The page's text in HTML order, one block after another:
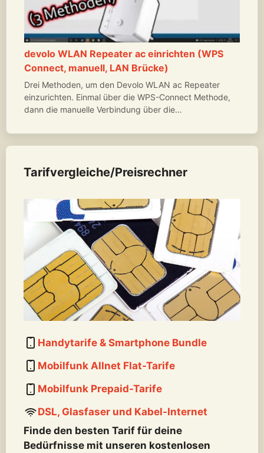
devolo WLAN Repeater ac einrichten (WPS
Connect, manuell, LAN Brücke)
Drei Methoden, um den Devolo WLAN ac Repeater
einzurichten. Einmal über die WPS-Connect Methode,
dann die manuelle Verbindung über die…
Tarifvergleiche/Preisrechner
Handytarife & Smartphone Bundle
Mobilfunk Allnet Flat-Tarife
Mobilfunk Prepaid-Tarife
DSL, Glasfaser und Kabel-Internet
Finde den besten Tarif für deine
Bedürfnisse mit unseren kostenlosen